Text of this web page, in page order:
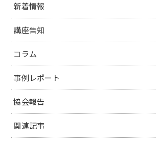
新着情報
講座告知
コラム
事例レポート
協会報告
関連記事